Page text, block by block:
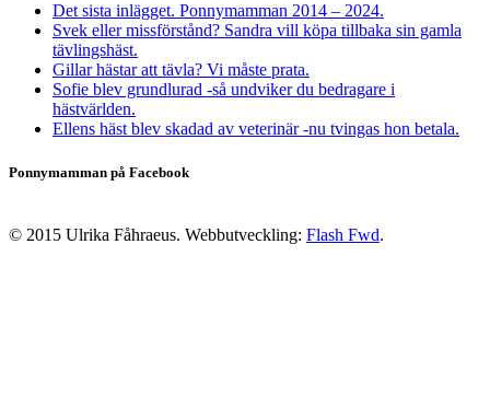
Det sista inlägget. Ponnymamman 2014 – 2024.
Svek eller missförstånd? Sandra vill köpa tillbaka sin gamla
tävlingshäst.
Gillar hästar att tävla? Vi måste prata.
Sofie blev grundlurad -så undviker du bedragare i
hästvärlden.
Ellens häst blev skadad av veterinär -nu tvingas hon betala.
Ponnymamman på Facebook
© 2015 Ulrika Fåhraeus. Webbutveckling: Flash Fwd.